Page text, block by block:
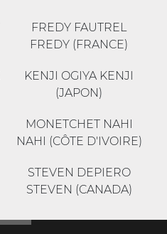
FREDY FAUTREL
FREDY (FRANCE)
KENJI OGIYA KENJI
(JAPON)
MONETCHET NAHI
NAHI (CÔTE D'IVOIRE)
STEVEN DEPIERO
STEVEN (CANADA)